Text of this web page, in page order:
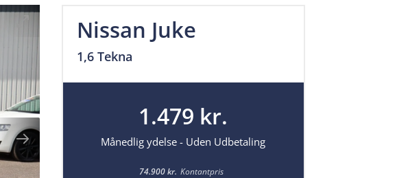
Nissan Juke
1,6 Tekna
1.479 kr.
Månedlig ydelse - Uden Udbetaling
74.900 kr. Kontantpris